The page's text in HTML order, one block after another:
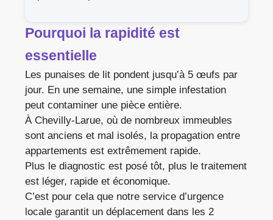
Pourquoi la rapidité est
essentielle
Les punaises de lit pondent jusqu’à 5 œufs par
jour. En une semaine, une simple infestation
peut contaminer une pièce entière.
À Chevilly-Larue, où de nombreux immeubles
sont anciens et mal isolés, la propagation entre
appartements est extrêmement rapide.
Plus le diagnostic est posé tôt, plus le traitement
est léger, rapide et économique.
C’est pour cela que notre service d’urgence
locale garantit un déplacement dans les 2